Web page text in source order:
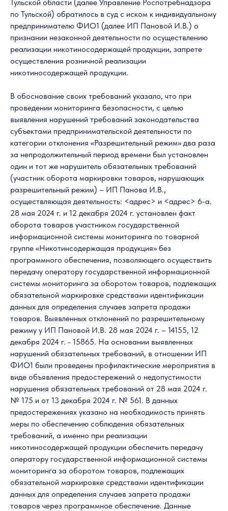
Тульской области (далее Управление Роспотребнадзора
по Тульской) обратилось в суд с иском к индивидуальному
предпринимателю ФИО1 (далее ИП Пановой И.В.) о
признании незаконной деятельности по осуществлению
реализации никотиносодержащей продукции, запрете
осуществления розничной реализации
никотиносодержащей продукции.
В обоснование своих требований указало, что при
проведении мониторинга безопасности, с целью
выявления нарушений требований законодательства
субъектами предпринимательской деятельности по
категории отклонения «Разрешительный режим» два раза
за непродолжительный период времени был установлен
один и тот же нарушитель обязательных требований
(участник оборота маркировки товаров, нарушающих
разрешительный режим) – ИП Панова И.В.,
осуществляющая деятельность: <адрес> и <адрес> 6-а.
28 мая 2024 г. и 12 декабря 2024 г. установлен факт
оборота товаров участником государственной
информационной системы мониторинга по товарной
группе «Никотинсодержащая продукция» без
программного обеспечения, позволяющего осуществить
передачу оператору государственной информационной
системы мониторинга за оборотом товаров, подлежащих
обязательной маркировке средствами идентификации
данных для определения случаев запрета продажи
товаров. Выявленных отклонений по разрешительному
режиму у ИП Пановой И.В. 28 мая 2024 г. – 14155, 12
декабря 2024 г. - 15865. На основании выявленных
нарушений обязательных требований, в отношении ИП
ФИО1 были проведены профилактические мероприятия в
виде объявления предостережений о недопустимости
нарушения обязательных требований от 28 мая 2024 г.
№ 175 и от 13 декабря 2024 г. № 561. В данных
предостережениях указано на необходимость принять
меры по обеспечению соблюдения обязательных
требований, а именно при реализации
никотиносодержащей продукции обеспечить передачу
оператору государственной информационной системы
мониторинга за оборотом товаров, подлежащих
обязательной маркировке средствами идентификации
данных для определения случаев запрета продажи
товаров через программное обеспечение. Данные